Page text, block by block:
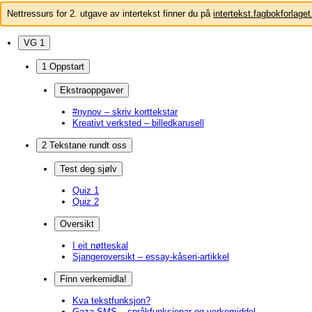
Nettressurs for 2. utgave av intertekst finner du på
VG 1
1 Oppstart
Ekstraoppgaver
#nynov – skriv korttekstar
Kreativt verksted – billedkarusell
2 Tekstane rundt oss
Test deg sjølv
Quiz 1
Quiz 2
Oversikt
I eit nøtteskal
Sjangeroversikt – essay-kåseri-artikkel
Finn verkemidla!
Kva tekstfunksjon?